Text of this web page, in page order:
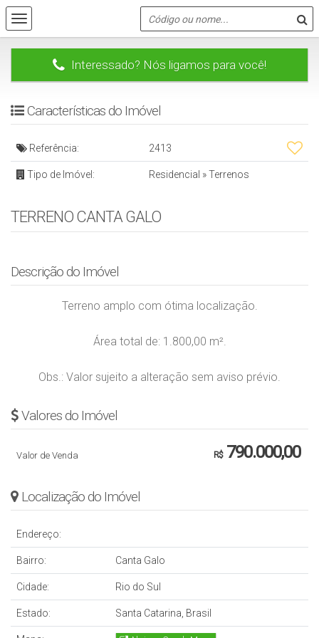
Interessado? Nós ligamos para você!
Características do Imóvel
Referência: 2413
Tipo de Imóvel: Residencial »Terrenos
TERRENO CANTA GALO
Descrição do Imóvel
Terreno amplo com ótima localização.
Área total de: 1.800,00 m².
Obs.: Valor sujeito a alteração sem aviso prévio.
Valores do Imóvel
R$790.000,00
Valor de Venda
Localização do Imóvel
Endereço:
Bairro: Canta Galo
Cidade: Rio do Sul
Estado: Santa Catarina, Brasil